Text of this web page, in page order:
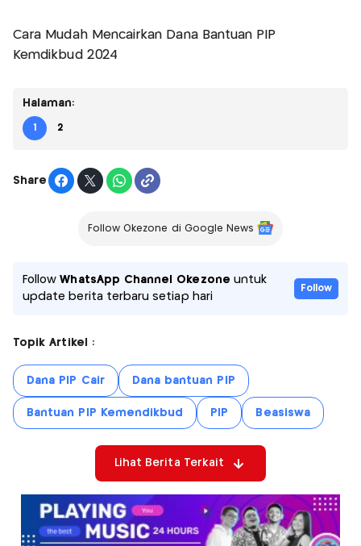
Cara Mudah Mencairkan Dana Bantuan PIP
Kemdikbud 2024
Halaman:
1 2
Share
Follow Okezone di Google News
FollowWhatsApp Channel Okezone untuk
update berita terbaru setiap hari
Follow
Topik Artikel :
Dana PIP Cair Dana bantuan PIP
Bantuan PIP Kemendikbud PIP Beasiswa
Lihat Berita Terkait